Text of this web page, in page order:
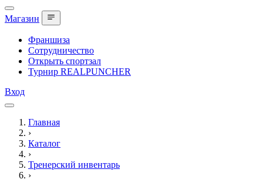
Магазин
Франшиза
Сотрудничество
Открыть спортзал
Турнир REALPUNCHER
Вход
Главная
›
Каталог
›
Тренерский инвентарь
›